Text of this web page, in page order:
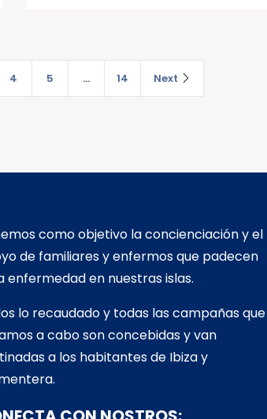
4 5 … 14 Next
como objetivo la concienciación y el
de familiares y enfermos que padecen
enfermedad en nuestras islas.
lo recaudado y todas las campañas que
a cabo son concebidas y van
a los habitantes de Ibiza y